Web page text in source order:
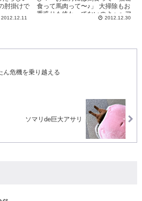
肘掛けで
...
2012.12.11
食って馬肉って〜♪」 大掃除もお
重造りも終わってないのよぉ〜ア
2012.12.30
ん危機を乗り越える
ソマリde巨大アサリ